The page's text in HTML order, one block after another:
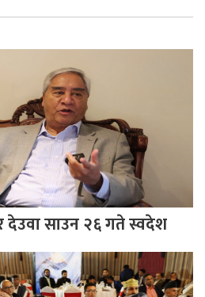
देउवा साउन २६ गते स्वदेश